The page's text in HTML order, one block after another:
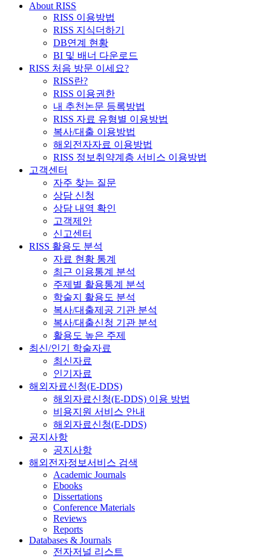
About RISS
RISS 이용방법
RISS 지식더하기
DB연계 현황
BI 및 배너 다운로드
RISS 처음 방문 이세요?
RISS란?
RISS 이용권한
내 추천논문 등록방법
RISS 자료 유형별 이용방법
복사/대출 이용방법
해외전자자료 이용방법
RISS 정보취약계층 서비스 이용방법
고객센터
자주 찾는 질문
상담 신청
상담 내역 확인
고객제안
신고센터
RISS 활용도 분석
자료 현황 통계
최근 이용통계 분석
주제별 활용통계 분석
학술지 활용도 분석
복사/대출제공 기관 분석
복사/대출신청 기관 분석
활용도 높은 주제
최신/인기 학술자료
최신자료
인기자료
해외자료신청(E-DDS)
해외자료신청(E-DDS) 이용 방법
비용지원 서비스 안내
해외자료신청(E-DDS)
공지사항
공지사항
해외전자정보서비스 검색
Academic Journals
Ebooks
Dissertations
Conference Materials
Reviews
Reports
Databases & Journals
전자저널 리스트